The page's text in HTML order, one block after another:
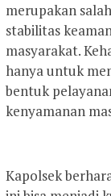
merupakan
stabilitas
masyarakat.
hanya untuk
bentuk
kenyamanan
Kapolsek